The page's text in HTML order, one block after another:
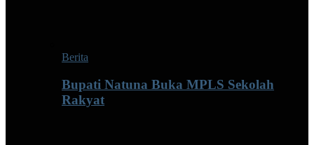
Berita
Bupati Natuna Buka MPLS Sekolah
Rakyat